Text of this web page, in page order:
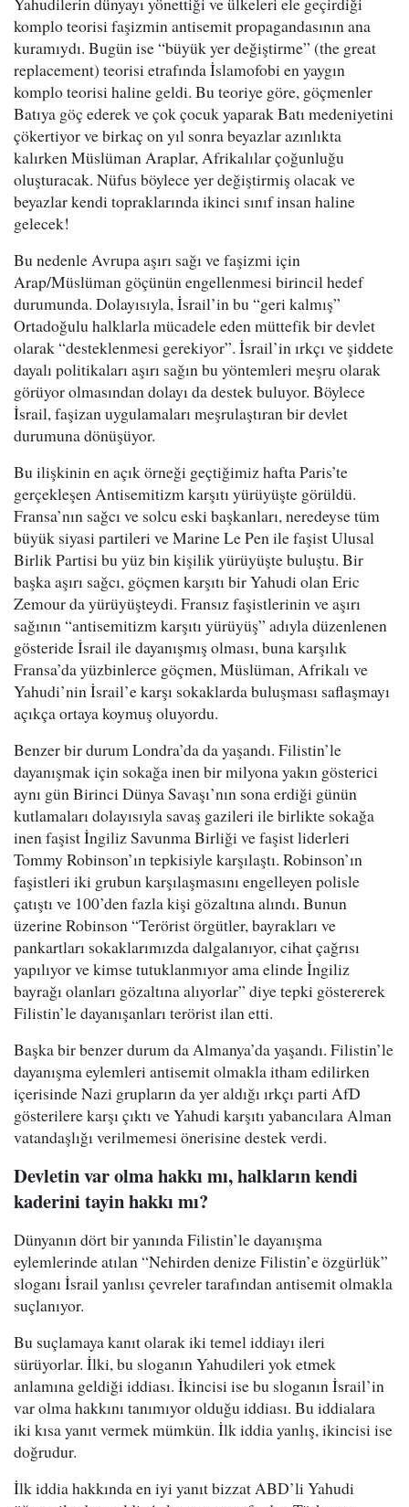
komplo teorisi faşizmin antisemit propagandasının ana
kuramıydı. Bugün ise “büyük yer değiştirme” (the great
replacement) teorisi etrafında İslamofobi en yaygın
komplo teorisi haline geldi. Bu teoriye göre, göçmenler
Batıya göç ederek ve çok çocuk yaparak Batı medeniyetini
çökertiyor ve birkaç on yıl sonra beyazlar azınlıkta
kalırken Müslüman Araplar, Afrikalılar çoğunluğu
oluşturacak. Nüfus böylece yer değiştirmiş olacak ve
beyazlar kendi topraklarında ikinci sınıf insan haline
gelecek!
Bu nedenle Avrupa aşırı sağı ve faşizmi için
Arap/Müslüman göçünün engellenmesi birincil hedef
durumunda. Dolayısıyla, İsrail’in bu “geri kalmış”
Ortadoğulu halklarla mücadele eden müttefik bir devlet
olarak “desteklenmesi gerekiyor”. İsrail’in ırkçı ve şiddete
dayalı politikaları aşırı sağın bu yöntemleri meşru olarak
görüyor olmasından dolayı da destek buluyor. Böylece
İsrail, faşizan uygulamaları meşrulaştıran bir devlet
durumuna dönüşüyor.
Bu ilişkinin en açık örneği geçtiğimiz hafta Paris’te
gerçekleşen Antisemitizm karşıtı yürüyüşte görüldü.
Fransa’nın sağcı ve solcu eski başkanları, neredeyse tüm
büyük siyasi partileri ve Marine Le Pen ile faşist Ulusal
Birlik Partisi bu yüz bin kişilik yürüyüşte buluştu. Bir
başka aşırı sağcı, göçmen karşıtı bir Yahudi olan Eric
Zemour da yürüyüşteydi. Fransız faşistlerinin ve aşırı
sağının “antisemitizm karşıtı yürüyüş” adıyla düzenlenen
gösteride İsrail ile dayanışmış olması, buna karşılık
Fransa’da yüzbinlerce göçmen, Müslüman, Afrikalı ve
Yahudi’nin İsrail’e karşı sokaklarda buluşması saflaşmayı
açıkça ortaya koymuş oluyordu.
Benzer bir durum Londra’da da yaşandı. Filistin’le
dayanışmak için sokağa inen bir milyona yakın gösterici
aynı gün Birinci Dünya Savaşı’nın sona erdiği günün
kutlamaları dolayısıyla savaş gazileri ile birlikte sokağa
inen faşist İngiliz Savunma Birliği ve faşist liderleri
Tommy Robinson’ın tepkisiyle karşılaştı. Robinson’ın
faşistleri iki grubun karşılaşmasını engelleyen polisle
çatıştı ve 100’den fazla kişi gözaltına alındı. Bunun
üzerine Robinson “Terörist örgütler, bayrakları ve
pankartları sokaklarımızda dalgalanıyor, cihat çağrısı
yapılıyor ve kimse tutuklanmıyor ama elinde İngiliz
bayrağı olanları gözaltına alıyorlar” diye tepki göstererek
Filistin’le dayanışanları terörist ilan etti.
Başka bir benzer durum da Almanya’da yaşandı. Filistin’le
dayanışma eylemleri antisemit olmakla itham edilirken
içerisinde Nazi grupların da yer aldığı ırkçı parti AfD
gösterilere karşı çıktı ve Yahudi karşıtı yabancılara Alman
vatandaşlığı verilmemesi önerisine destek verdi.
Devletin var olma hakkı mı, halkların kendi
kaderini tayin hakkı mı?
Dünyanın dört bir yanında Filistin’le dayanışma
eylemlerinde atılan “Nehirden denize Filistin’e özgürlük”
sloganı İsrail yanlısı çevreler tarafından antisemit olmakla
suçlanıyor.
Bu suçlamaya kanıt olarak iki temel iddiayı ileri
sürüyorlar. İlki, bu sloganın Yahudileri yok etmek
anlamına geldiği iddiası. İkincisi ise bu sloganın İsrail’in
var olma hakkını tanımıyor olduğu iddiası. Bu iddialara
iki kısa yanıt vermek mümkün. İlk iddia yanlış, ikincisi ise
doğrudur.
İlk iddia hakkında en iyi yanıt bizzat ABD’li Yahudi